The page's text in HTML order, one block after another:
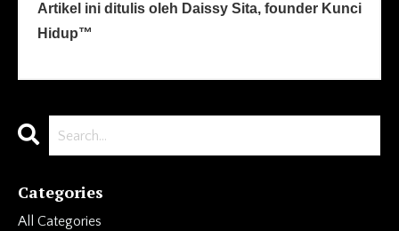
Artikel ini ditulis oleh Daissy Sita, founder Kunci
Hidup™
Categories
All Categories